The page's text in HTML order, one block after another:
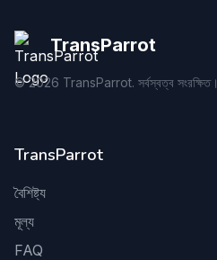
TransParrot
©2026 TransParrot. সর্বস্বত্ব সংরক্ষিত।
TransParrot
বৈশিষ্ট্য
মূল্য
FAQ